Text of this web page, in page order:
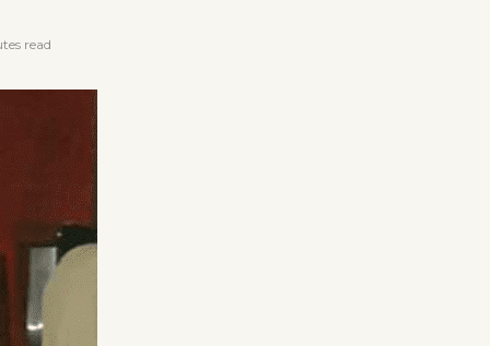
read